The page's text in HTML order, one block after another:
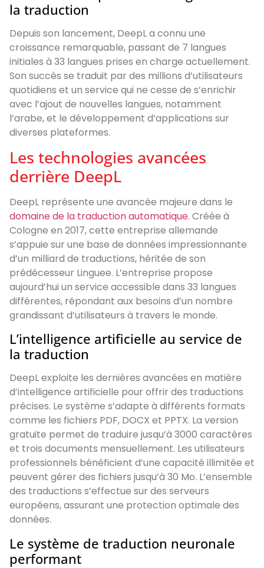
la traduction
Depuis son lancement, DeepL a connu une
croissance remarquable, passant de 7 langues
initiales à 33 langues prises en charge actuellement.
Son succès se traduit par des millions d’utilisateurs
quotidiens et un service qui ne cesse de s’enrichir
avec l’ajout de nouvelles langues, notamment
l’arabe, et le développement d’applications sur
diverses plateformes.
Les technologies avancées
derrière DeepL
DeepL représente une avancée majeure dans le
domaine de la traduction automatique. Créée à
Cologne en 2017, cette entreprise allemande
s’appuie sur une base de données impressionnante
d’un milliard de traductions, héritée de son
prédécesseur Linguee. L’entreprise propose
aujourd’hui un service accessible dans 33 langues
différentes, répondant aux besoins d’un nombre
grandissant d’utilisateurs à travers le monde.
L’intelligence artificielle au service de
la traduction
DeepL exploite les dernières avancées en matière
d’intelligence artificielle pour offrir des traductions
précises. Le système s’adapte à différents formats
comme les fichiers PDF, DOCX et PPTX. La version
gratuite permet de traduire jusqu’à 3000 caractères
et trois documents mensuellement. Les utilisateurs
professionnels bénéficient d’une capacité illimitée et
peuvent gérer des fichiers jusqu’à 30 Mo. L’ensemble
des traductions s’effectue sur des serveurs
européens, assurant une protection optimale des
données.
Le système de traduction neuronale
performant